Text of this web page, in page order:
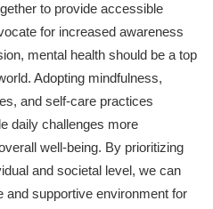
to provide accessible
for increased awareness
mental health should be a top
Adopting mindfulness,
and self-care practices
daily challenges more
well-being. By prioritizing
and societal level, we can
supportive environment for